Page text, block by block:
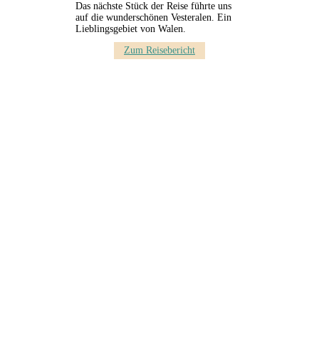
Das nächste Stück der Reise führte uns
auf die wunderschönen Vesteralen. Ein
Lieblingsgebiet von Walen.
Zum Reisebericht